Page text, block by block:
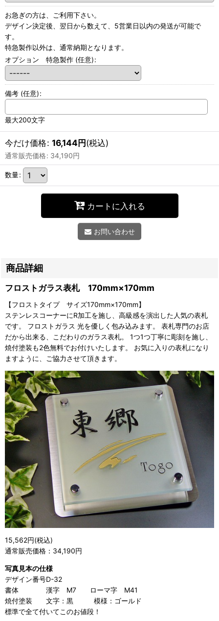
お急ぎの方は、ご利用下さい。
デザイン決定後、翌日から数えて、5営業日以内の発送が可能で
す。
特急製作以外は、通常納期となります。
オプション 特急製作 (任意):
備考 (任意):
最大200文字
今だけ価格: 16,144円(税込)
通常販売価格: 34,190円
数量:
カートに入れる
お問い合わせ
商品詳細
フロストガラス表札 170mm×170mm
【フロストタイプ サイズ170mm×170mm】
ステンレスコーナーにR加工を施し、高級感を演出した人気の表札
です。 フロストガラス 光を優しく包み込みます。 表札専門のお店
だから出来る、こだわりのガラス表札。 1つ1つ丁寧に彫刻を施し、
焼付塗装も2色無料でお付けいたします。 お気に入りの表札になり
ますように、ご協力させて頂きます。
15,562円(税込)
通常販売価格：34,190円
写真見本の仕様
デザイン番号D-32
書体
漢字 M7 ローマ字 M41
焼付塗装
文字：黒 模様：ゴールド
標準で全て付いてこのお値段！